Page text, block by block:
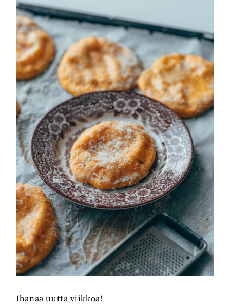
Ihanaa uutta viikkoa!